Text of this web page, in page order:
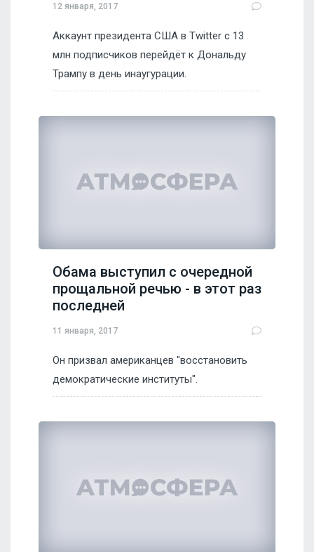
12 января, 2017
Аккаунт президента США в Twitter с 13
млн подписчиков перейдёт к Дональду
Трампу в день инаугурации.
Обама выступил с очередной
прощальной речью - в этот раз
последней
11 января, 2017
Он призвал американцев "восстановить
демократические институты".